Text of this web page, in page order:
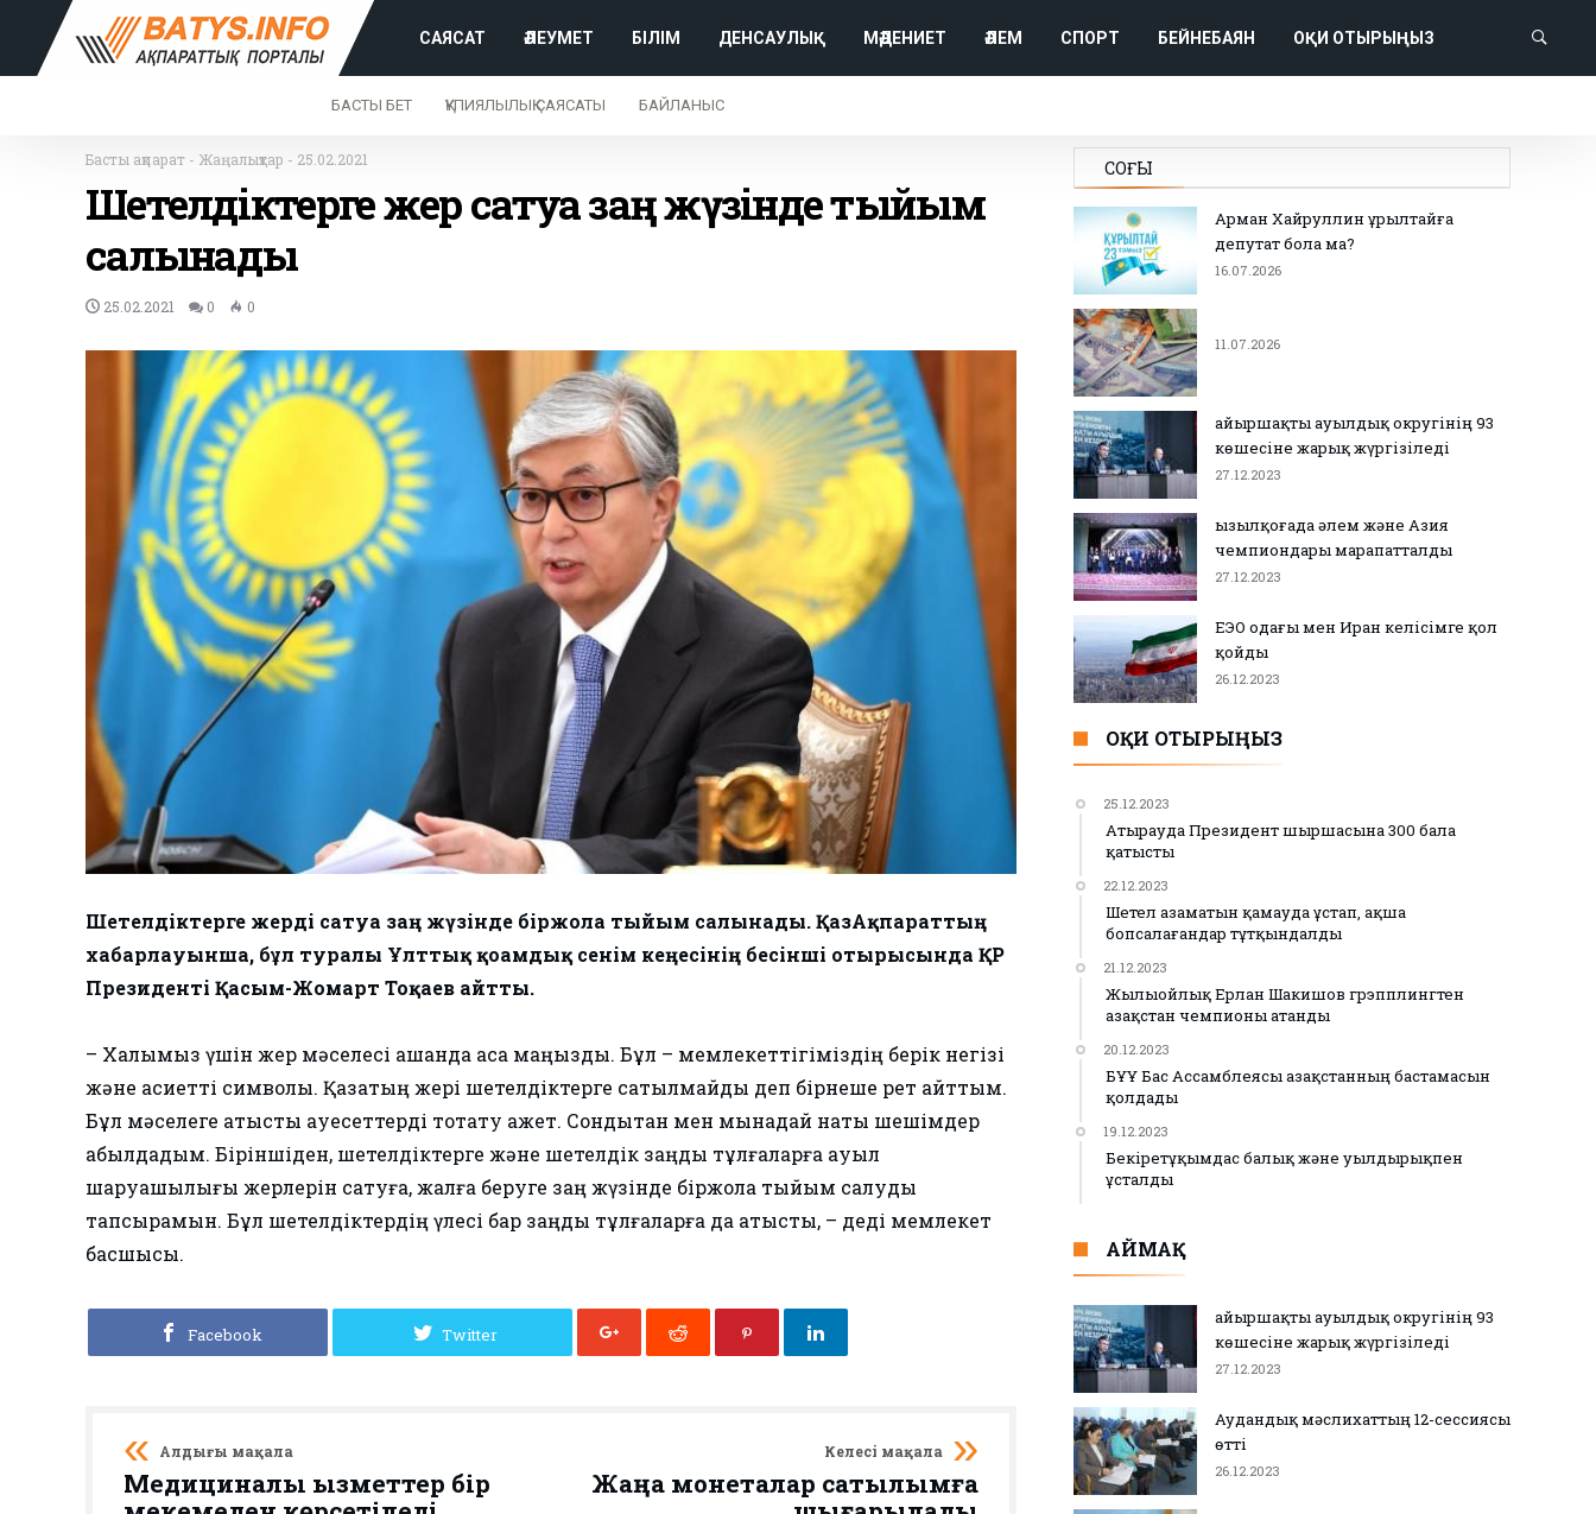
САЯСАТ ӘЛЕУМЕТ БІЛІМ ДЕНСАУЛЫҚ МӘДЕНИЕТ ӘЛЕМ СПОРТ БЕЙНЕБАЯН ОҚИ ОТЫРЫҢЫЗ
БАСТЫ БЕТ ҚҰПИЯЛЫЛЫҚ САЯСАТЫ БАЙЛАНЫС
Басты ақпарат - Жаңалықтар - 25.02.2021
Шетелдіктерге жер сатуға заң жүзінде тыйым
салынады
25.02.2021 0 0
Шетелдіктерге жерді сатуға заң жүзінде біржола тыйым салынады. ҚазАқпараттың
хабарлауынша, бұл туралы Ұлттық қоғамдық сенім кеңесінің бесінші отырысында ҚР
Президенті Қасым-Жомарт Тоқаев айтты.
– Халқымыз үшін жер мәселесі қашанда аса маңызды. Бұл – мемлекеттігіміздің берік негізі
және қасиетті символы. Қазақтың жері шетелдіктерге сатылмайды деп бірнеше рет айттым.
Бұл мәселеге қатысты қауесеттерді тоқтату қажет. Сондықтан мен мынадай нақты шешімдер
қабылдадым. Біріншіден, шетелдіктерге және шетелдік заңды тұлғаларға ауыл
шаруашылығы жерлерін сатуға, жалға беруге заң жүзінде біржола тыйым салуды
тапсырамын. Бұл шетелдіктердің үлесі бар заңды тұлғаларға да қатысты, – деді мемлекет
басшысы.
Facebook Twitter
Алдыңғы мақала
Медициналық қызметтер бір
Келесі мақала
Жаңа монеталар сатылымға
СОҢҒЫ
Арман Хайруллин Құрылтайға
депутат бола ма?
16.07.2026
11.07.2026
Қайыршақты ауылдық округінің 93
көшесіне жарық жүргізіледі
27.12.2023
Қызылқоғада әлем және Азия
чемпиондары марапатталды
27.12.2023
ЕЭО одағы мен Иран келісімге қол
қойды
26.12.2023
ОҚИ ОТЫРЫҢЫЗ
25.12.2023
Атырауда Президент шыршасына 300 бала
қатысты
22.12.2023
Шетел азаматын қамауда ұстап, ақша
бопсалағандар тұтқындалды
21.12.2023
Жылыойлық Ерлан Шакишов грэпплингтен
Қазақстан чемпионы атанды
20.12.2023
БҰҰ Бас Ассамблеясы Қазақстанның бастамасын
қолдады
19.12.2023
Бекіретұқымдас балық және уылдырықпен
ұсталды
АЙМАҚ
Қайыршақты ауылдық округінің 93
көшесіне жарық жүргізіледі
27.12.2023
Аудандық мәслихаттың 12-сессиясы
өтті
26.12.2023